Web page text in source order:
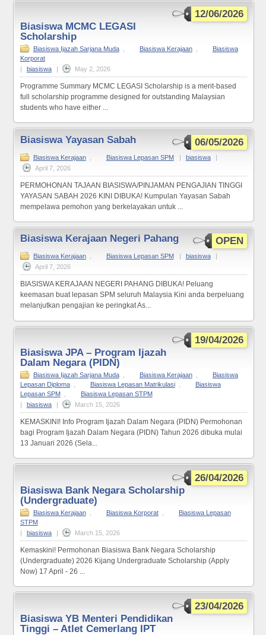
12/06/2026
Biasiswa MCMC LEGASI
Scholarship
Biasiswa Ijazah Sarjana Muda Biasiswa Kerajaan
Biasiswa
Korporat
|
biasiswa | May 2, 2026
Programme Summary MCMC LEGASI Scholarship is a merit-based
full scholarship programme designed for outstanding Malaysian
students who have either ...
06/05/2026
Biasiswa Yayasan Sabah
Biasiswa Kerajaan Biasiswa Lepasan SPM | biasiswa
|
April 7, 2026
PERMOHONAN TAJAAN BIASISWA/PINJAMAN PENGAJIAN TINGGI
YAYASAN SABAH 2026 KINI DIBUKA! Kumpulan Yayasan Sabah
mempelawa pemohon yang berkelayakan untuk ...
OPEN
Biasiswa Kerajaan Negeri Pahang
Biasiswa Kerajaan Biasiswa Lepasan SPM biasiswa
April 7, 2026
BIASISWA KERAJAAN NEGERI PAHANG DIBUKA! Peluang
keemasan buat lepasan SPM seluruh Malaysia Kini anda berpeluang
melanjutkan pengajian ke peringkat As...
19/04/2026
Biasiswa JPA – Program Ijazah
Dalam Negara (PIDN)
Biasiswa Ijazah Sarjana Muda Biasiswa Kerajaan
Biasiswa
Lepasan Diploma
Biasiswa Lepasan Matrikulasi
Biasiswa
Lepasan SPM
Biasiswa Lepasan STPM
|
biasiswa | March 15, 2026
KEMASKINI! Info Program Ijazah Dalam Negara (PIDN) Permohonan
bagi Program Ijazah Dalam Negara (PIDN) Tahun 2026 dibuka mulai
13 Januari 2026 (Sela...
26/04/2026
Biasiswa Bank Negara Scholarship
(Undergraduate)
Biasiswa Kerajaan Biasiswa Korporat
Biasiswa Lepasan
STPM
|
biasiswa | March 15, 2026
Kemaskini! Permohonan Biasiswa Bank Negara Scholarship
(Undergraduate) 2026 Kijang Undergraduate Scholarship (Apply
Now) 17 April - 26 ...
23/04/2026
Biasiswa YB Menteri Pendidikan
Tinggi – Atlet Cemerlang IPT